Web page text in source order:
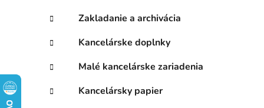
č
ý
p
n
e
g
ó
r
e
Zakladanie a archivácia
Kancelárske doplnky
Malé kancelárske zariadenia
Kancelársky papier